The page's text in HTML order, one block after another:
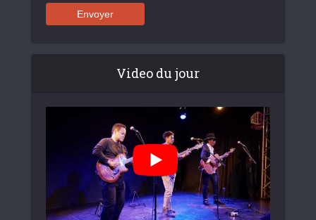
Video du jour